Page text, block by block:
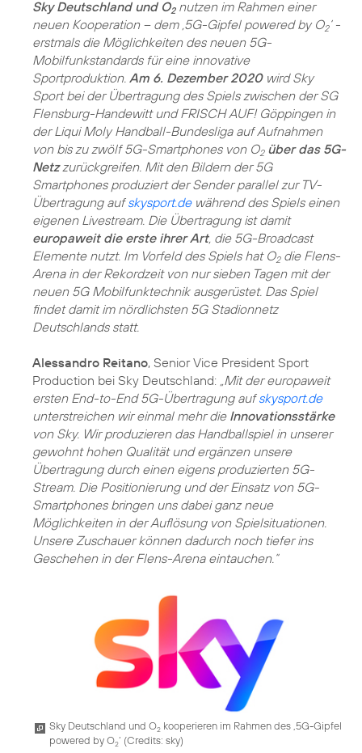
Sky Deutschland und O2nutzen im Rahmen einer
neuen Kooperation – dem ‚5G-Gipfel powered by O2‘ -
erstmals die Möglichkeiten des neuen 5G-
Mobilfunkstandards für eine innovative
Sportproduktion. Am 6. Dezember 2020wird Sky
Sport bei der Übertragung des Spiels zwischen der SG
Flensburg-Handewitt und FRISCH AUF! Göppingen in
der Liqui Moly Handball-Bundesliga auf Aufnahmen
von bis zu zwölf 5G-Smartphones von O2 über das 5G-
Netzzurückgreifen. Mit den Bildern der 5G
Smartphones produziert der Sender parallel zur TV-
Übertragung aufskysport.dewährend des Spiels einen
eigenen Livestream. Die Übertragung ist damit
europaweit die erste ihrer Art, die 5G-Broadcast
Elemente nutzt. Im Vorfeld des Spiels hat O2die Flens-
Arena in der Rekordzeit von nur sieben Tagen mit der
neuen 5G Mobilfunktechnik ausgerüstet. Das Spiel
findet damit im nördlichsten 5G Stadionnetz
Deutschlands statt.
Alessandro Reitano, Senior Vice President Sport
Production bei Sky Deutschland: „Mit der europaweit
ersten End-to-End 5G-Übertragung aufskysport.de
unterstreichen wir einmal mehr die Innovationsstärke
von Sky. Wir produzieren das Handballspiel in unserer
gewohnt hohen Qualität und ergänzen unsere
Übertragung durch einen eigens produzierten 5G-
Stream. Die Positionierung und der Einsatz von 5G-
Smartphones bringen uns dabei ganz neue
Möglichkeiten in der Auflösung von Spielsituationen.
Unsere Zuschauer können dadurch noch tiefer ins
Geschehen in der Flens-Arena eintauchen.“
Sky Deutschland und O2 kooperieren im Rahmen des ‚5G-Gipfel
powered by O2‘ (Credits: sky)